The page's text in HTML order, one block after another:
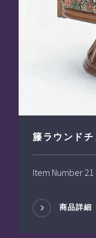
籐ラウンドチ
Item Number 21
商品詳細